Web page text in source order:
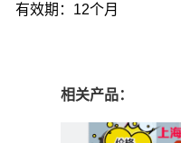
有效期：12个月
相关产品：